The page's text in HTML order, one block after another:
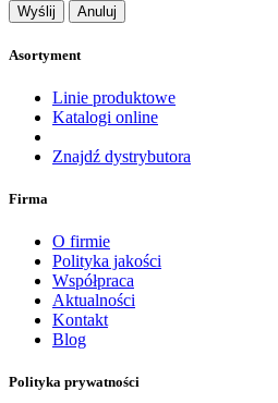
Wyślij Anuluj
Asortyment
Linie produktowe
Katalogi online
Znajdź dystrybutora
Firma
O firmie
Polityka jakości
Współpraca
Aktualności
Kontakt
Blog
Polityka prywatności